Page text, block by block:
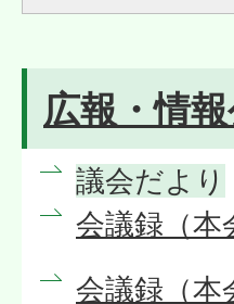
広報・情報
議会だより
会議録（本
会議録（本